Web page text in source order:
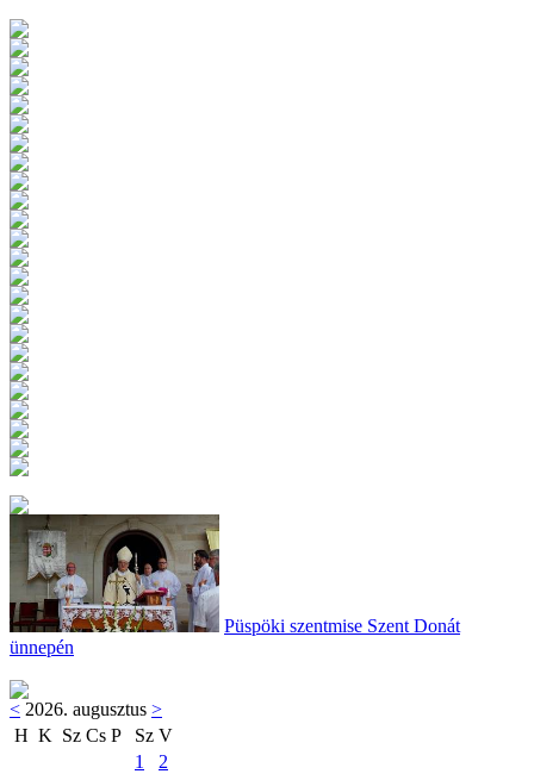
Püspöki szentmise Szent Donát
ünnepén
< 2026. augusztus >
H K Sz Cs P Sz V
1
2